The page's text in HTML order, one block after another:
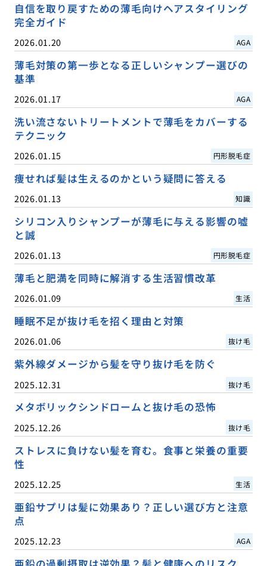
自信を取り戻すための薄毛向けヘアスタイリング
完全ガイド
2026.01.20 AGA
薄毛対策の第一歩となる正しいシャンプー選びの
基準
2026.01.17 AGA
洗い流さないトリートメントで薄毛をカバーする
テクニック
2026.01.15 円形脱毛症
痩せれば髪は生えるのかという疑問に答える
2026.01.13 知識
シリコン入りシャンプーが薄毛に与える影響の嘘
と誠
2026.01.13 円形脱毛症
薄毛と肥満を同時に解消する生活習慣改革
2026.01.09 生活
睡眠不足が抜け毛を招く理由と対策
2026.01.06 抜け毛
紫外線ダメージから髪を守り抜け毛を防ぐ
2025.12.31 抜け毛
メタボリックシンドロームと抜け毛の恐怖
2025.12.26 抜け毛
ストレスに負けない髪を育む。食事と栄養の重要
性
2025.12.25 生活
亜鉛サプリは髪に効果あり？正しい選び方と注意
点
2025.12.23 AGA